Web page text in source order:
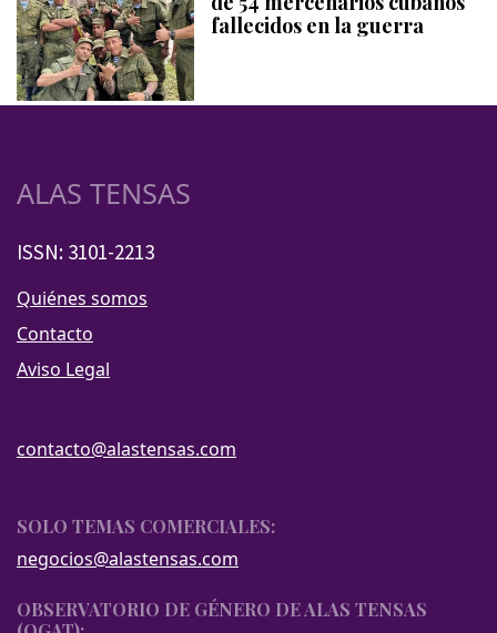
fallecidos en la guerra
ALAS TENSAS
ISSN: 3101-2213
Quiénes somos
Contacto
Aviso Legal
contacto@alastensas.com
SOLO TEMAS COMERCIALES:
negocios@alastensas.com
OBSERVATORIO DE GÉNERO DE ALAS TENSAS